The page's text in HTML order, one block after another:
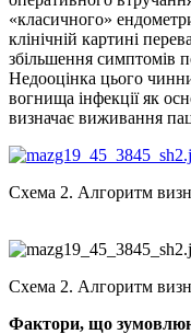
«класичного»
клінічній картині
збільшення симптомів
Недооцінка цього
вогнища інфекції як
визначає виживання
Схема 2. Алгоритм
Схема 2. Алгоритм
Фактори, що